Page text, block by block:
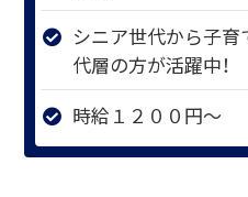
シニア世代から子育
代層の方が活躍中！
時給１２００円～